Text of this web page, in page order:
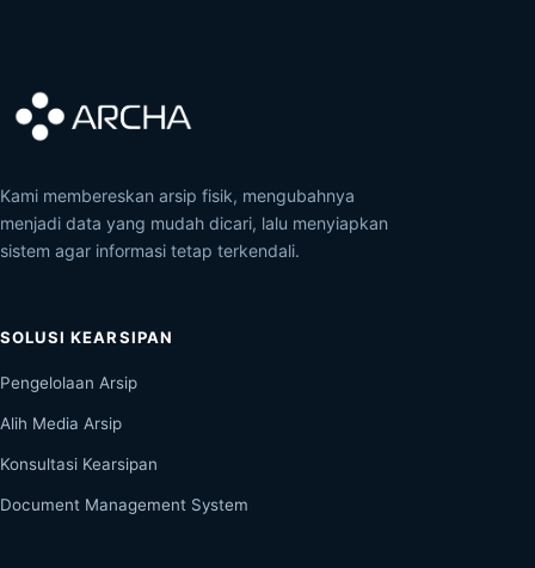
Kami membereskan arsip fisik, mengubahnya
menjadi data yang mudah dicari, lalu menyiapkan
sistem agar informasi tetap terkendali.
SOLUSI KEARSIPAN
Pengelolaan Arsip
Alih Media Arsip
Konsultasi Kearsipan
Document Management System